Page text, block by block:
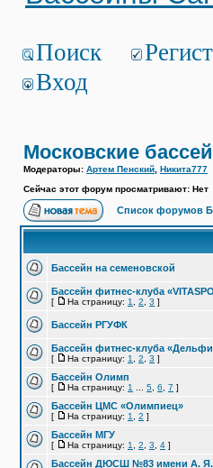
Поиск
Вход
Московские
Модераторы: Артем Пенский Никита777
Сейчас этот форум просматривают: Нет
Список форумов
Бассейн на семеновской
Бассейн фитнес-клуба
[ На страницу: 1 2 3 ]
Бассейн РГУФК
Бассейн фитнес-клуба
[ На страницу: 1 2 3 ]
Бассейн Олимп
[ На страницу: 1 5 6 7 ]
Бассейн ЦМС «Олимпиец»
[ На страницу: 1 2 ]
Бассейн МГУ
[ На страницу: 1 2 3 4 ]
Бассейн ДЮСШ №83 имени А. Я.